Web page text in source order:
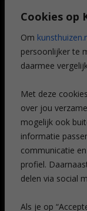
Cookies op
Om
persoonlijker te
daarmee
Met deze
over jou
mogelijk ook
informatie
communicatie
profiel.
delen via social
Als je op
Voordelen
Veelgestelde
CONTACT
Leiden
Amsterdam
Breda
Favorieten
Mijn art alert
NIEUWSBRIEF